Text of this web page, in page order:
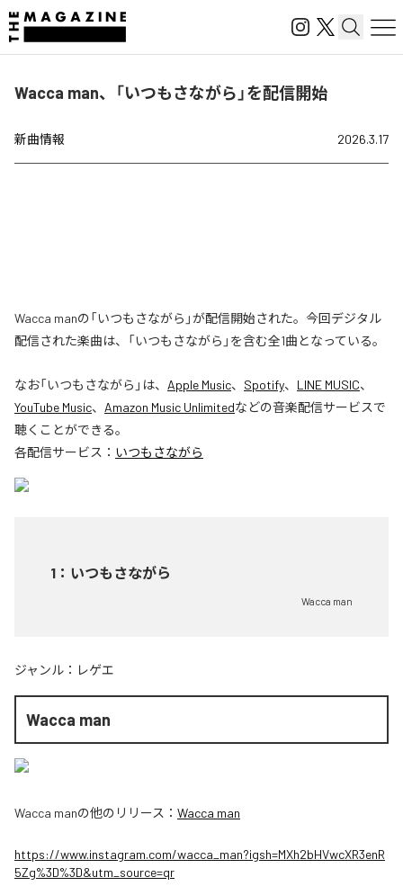
Wacca man、「いつもさながら」を配信開始
新曲情報 2026.3.17
Wacca manの「いつもさながら」が配信開始された。今回デジタル
配信された楽曲は、「いつもさながら」を含む全1曲となっている。
なお「いつもさながら 」は、 Apple Music、 Spotify、 LINE MUSIC、
YouTube Music、 Amazon Music Unlimitedなどの音楽配信サービスで
聴くことができる。
各配信サービス： いつもさながら
1 ： いつもさながら
Wacca man
ジャンル： レゲエ
Wacca man
Wacca manの他のリリース： Wacca man
https://www.instagram.com/wacca_man?igsh=MXh2bHVwcXR3enR
5Zg%3D%3D&utm_source=qr